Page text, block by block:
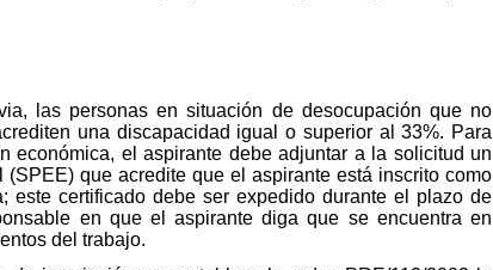
las personas en situación de desocupación que no
una discapacidad igual o superior al 33%. Para
económica, el aspirante debe adjuntar a la solicitud un
que acredite que el aspirante está inscrito como
este certificado debe ser expedido durante el plazo de
en que el aspirante diga que se encuentra en
del trabajo.